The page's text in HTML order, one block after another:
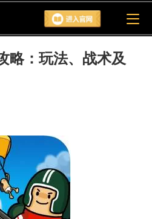
彩虹橙0.1折服手游官网
略：玩法、战术及